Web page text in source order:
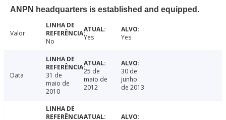
ANPN headquarters is established and equipped.
Valor
No
Yes Yes
Data
31 de
maio de
2010
25 de
maio de
2012
30 de
junho
de 2013